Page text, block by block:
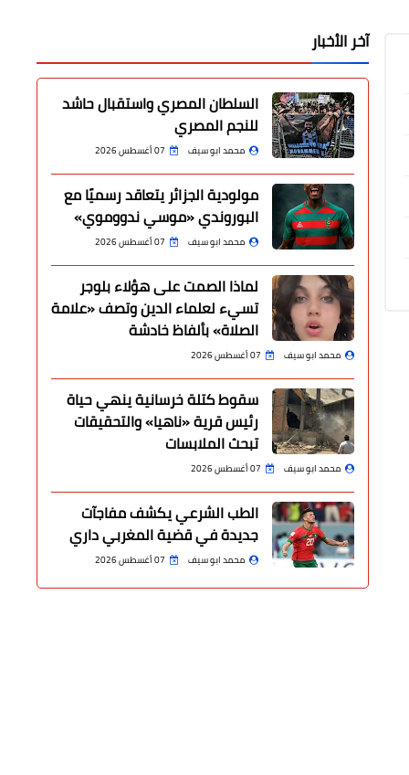
آخر الأخبار
السلطان المصري واستقبال حاشد
للنجم المصري
محمد ابو سيف 07 أغسطس 2026
مولودية الجزائر يتعاقد رسميًا مع
البوروندي «موسي ندووموي»
محمد ابو سيف 07 أغسطس 2026
لماذا الصمت على هؤلاء بلوجر
تسيء لعلماء الدين وتصف «علامة
الصلاة» بألفاظ خادشة
محمد ابو سيف 07 أغسطس 2026
سقوط كتلة خرسانية ينهي حياة
رئيس قرية «ناهيا» والتحقيقات
تبحث الملابسات
محمد ابو سيف 07 أغسطس 2026
الطب الشرعي يكشف مفاجآت
جديدة في قضية المغربي داري
محمد ابو سيف 07 أغسطس 2026